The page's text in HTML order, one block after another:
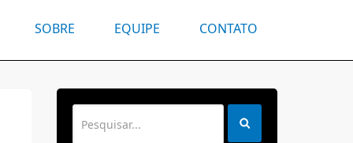
SOBRE EQUIPE CONTATO